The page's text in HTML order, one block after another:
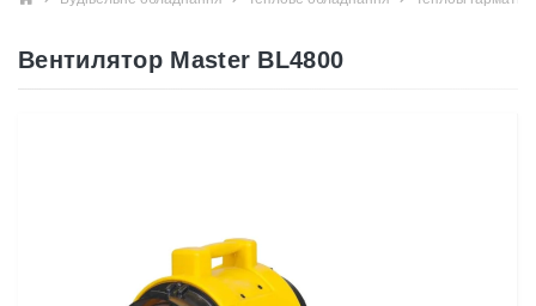
Вентилятор Master BL4800